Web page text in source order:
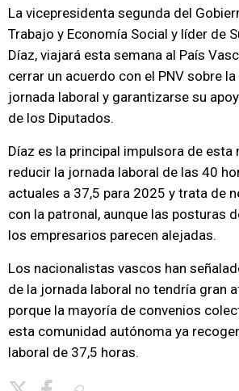
La vicepresidenta segunda del
Trabajo y Economía Social y líder de
Díaz, viajará esta semana al País
cerrar un acuerdo con el PNV sobre
jornada laboral y garantizarse su
de los Diputados.
Díaz es la principal impulsora de esta
reducir la jornada laboral de las 40
actuales a 37,5 para 2025 y trata de
con la patronal, aunque las posturas
los empresarios parecen alejadas.
Los nacionalistas vascos han
de la jornada laboral no tendría gran
porque la mayoría de convenios
esta comunidad autónoma ya
laboral de 37,5 horas.